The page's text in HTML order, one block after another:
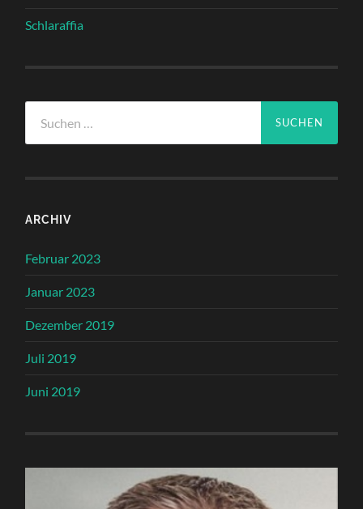
Schlaraffia
nach:
ARCHIV
Februar 2023
Januar 2023
Dezember 2019
Juli 2019
Juni 2019